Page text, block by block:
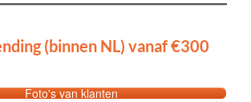
(binnen NL) vanaf €300
Foto's van klanten